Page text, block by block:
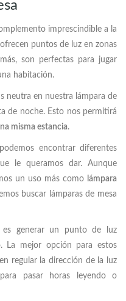
imprescindible a la
puntos de luz en zonas
son perfectas para jugar
habitación.
neutra en nuestra lámpara de
de noche. Esto nos permitirá
misma estancia.
encontrar diferentes
le queramos dar. Aunque
un uso más como lámpara
buscar lámparas de mesa
es generar un punto de luz
. La mejor opción para estos
regular la dirección de la luz
pasar horas leyendo o